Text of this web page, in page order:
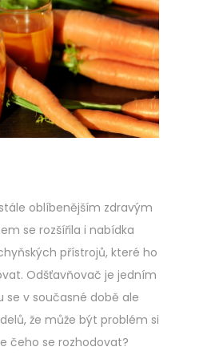
t
e
d
o
n
.
2
0
3
oblíbenějším zdravým
se rozšířila i nabídka
přístrojů, které ho
Odšťavňovač je jedním
se v současné době ale
že může být problém si
čeho se rozhodovat?